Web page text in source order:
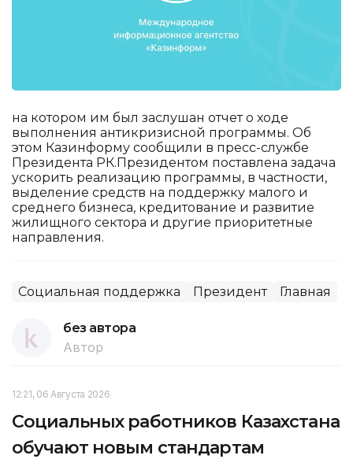
на котором им был заслушан отчет о ходе
выполнения антикризисной программы. Об
этом Казинформу сообщили в пресс-службе
Президента РК.Президентом поставлена задача
ускорить реализацию программы, в частности,
выделение средств на поддержку малого и
среднего бизнеса, кредитование и развитие
жилищного сектора и другие приоритетные
направления.
Социальная поддержка Президент Главная
без автора
Автор
12:21, 06 Августа 2026
Социальных работников Казахстана
обучают новым стандартам